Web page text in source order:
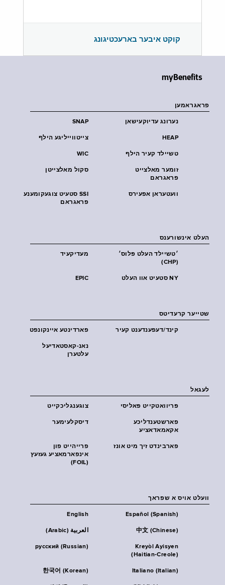
קוקט איבער בארעכטיגונג
myBenefits
פראגראמען
SNAP נערונג עדיוקעישאן
צייטווייליגע הילף HEAP
WIC טשיילד קעיר הילף
סקול מאלצייטן
זומער מאלצייט
פראגראם
SSI סטעיט צוגעקומענע
פראגראם
וועטעראן אפעירס
העלט אינשורענס
מעדיקעיד
׳טשיילד העלט פּלוס׳
(CHP)
EPIC NY סטעיט אוו העלט
שטייער קרעדיטס
פארדינטע איינקונפט קינד/דעפענדענט קעיר
נאנ-קאסטאדיעל
עלטערן
לעגאל
צוגענגליכקייט פּריוואטקייט פּאליסי
דיסקלעימער
פארשטענדליכע
אקאמאדאציע
פרייהייט פון
אינפארמאציע געזעץ
(FOIL)
פארבינדט זיך מיט אונז
וועלט אויס א שפראך
English Español (Spanish)
العربية (Arabic) 中文 (Chinese)
русский (Russian)
Kreyòl Ayisyen
(Haitian-Creole)
한국어 (Korean) Italiano (Italian)